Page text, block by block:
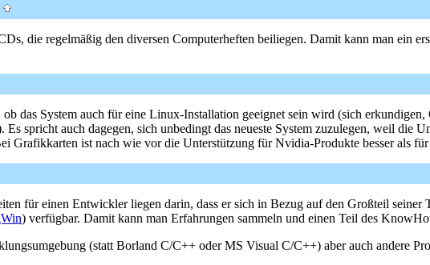
die regelmäßig den diversen Computerheften beiliegen. Damit kann man ein
das System auch für eine Linux-Installation geeignet sein wird (sich
spricht auch dagegen, sich unbedingt das neueste System zuzulegen, weil die
Grafikkarten ist nach wie vor die Unterstützung für Nvidia-Produkte besser als für
für einen Entwickler liegen darin, dass er sich in Bezug auf den Großteil
) verfügbar. Damit kann man Erfahrungen sammeln und einen Teil des
(statt Borland C/C++ oder MS Visual C/C++) aber auch andere